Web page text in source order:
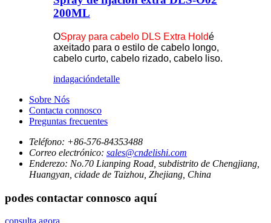
200ML
OSpray para cabelo DLS Extra Holdé
axeitado para o estilo de cabelo longo,
cabelo curto, cabelo rizado, cabelo liso.
indagacióndetalle
Sobre Nós
Contacta connosco
Preguntas frecuentes
Teléfono: +86-576-84353488
Correo electrónico: sales@cndelishi.com
Enderezo: No.70 Lianping Road, subdistrito de Chengjiang,
Huangyan, cidade de Taizhou, Zhejiang, China
podes contactar connosco aquí